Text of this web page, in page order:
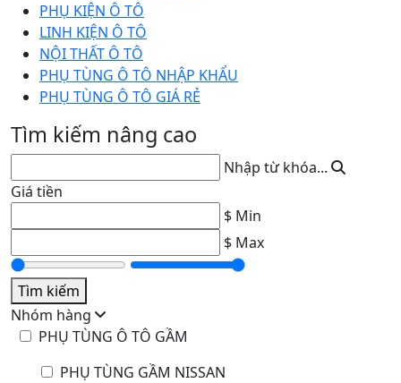
PHỤ KIỆN Ô TÔ
LINH KIỆN Ô TÔ
NỘI THẤT Ô TÔ
PHỤ TÙNG Ô TÔ NHẬP KHẨU
PHỤ TÙNG Ô TÔ GIÁ RẺ
Tìm kiếm nâng cao
Nhập từ khóa...
Giá tiền
$ Min
$ Max
Tìm kiếm
Nhóm hàng
PHỤ TÙNG Ô TÔ GẦM
PHỤ TÙNG GẦM NISSAN